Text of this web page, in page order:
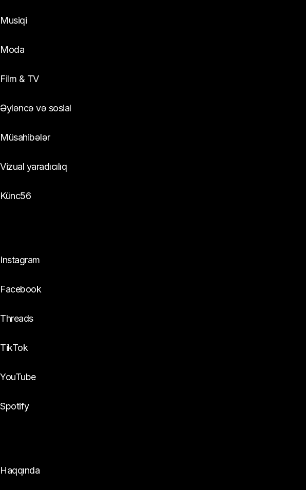
Musiqi
Moda
Film & TV
Əyləncə və sosial
Müsahibələr
Vizual yaradıcılıq
Künc56
Instagram
Facebook
Threads
TikTok
YouTube
Spotify
Haqqında